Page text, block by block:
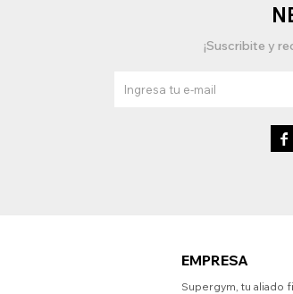
EMPRESA
Supergym, tu aliado
¡Suscribite y
